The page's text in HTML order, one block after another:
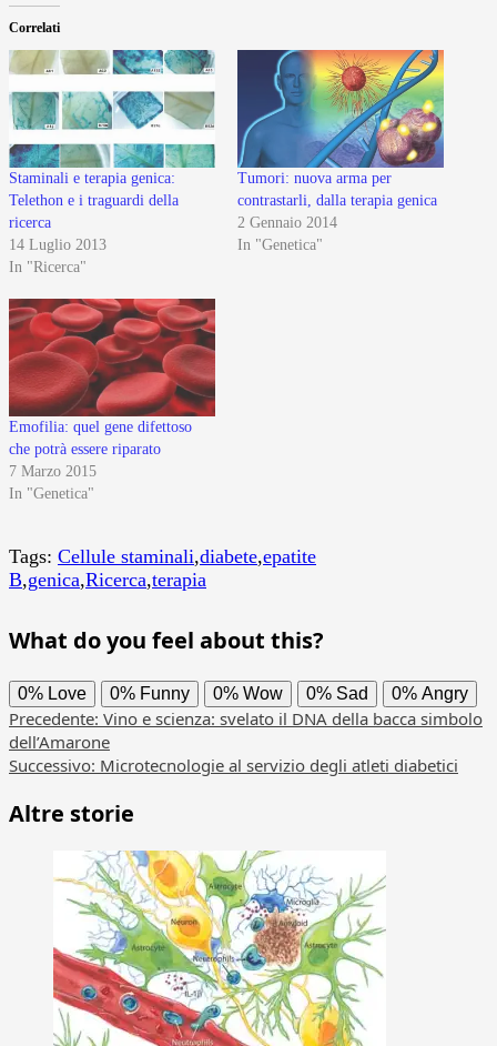
Correlati
Staminali e terapia genica:
Telethon e i traguardi della
ricerca
14 Luglio 2013
In "Ricerca"
Tumori: nuova arma per
contrastarli, dalla terapia genica
2 Gennaio 2014
In "Genetica"
Emofilia: quel gene difettoso
che potrà essere riparato
7 Marzo 2015
In "Genetica"
Tags: Cellule staminali,diabete,epatite
B,genica,Ricerca,terapia
What do you feel about this?
0% Love 0% Funny 0% Wow 0% Sad 0% Angry
Navigazione
articolo
Precedente: Vino e scienza: svelato il DNA della bacca simbolo
dell’Amarone
Successivo: Microtecnologie al servizio degli atleti diabetici
Altre storie